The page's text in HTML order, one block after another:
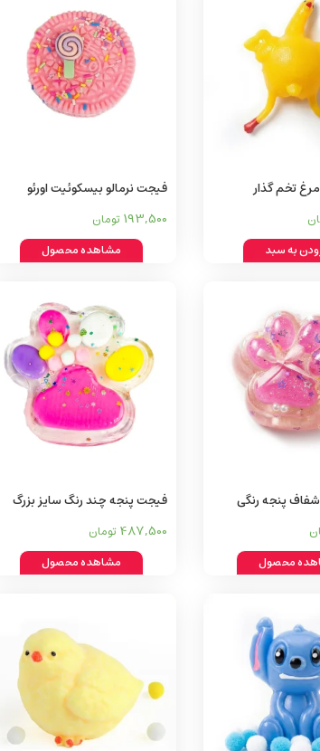
تخم گذار
به سبد
فیجت نرمالو بیسکوئیت اورئو
کوچک
193,500تومان
مشاهده محصول
پنجه رنگی
محصول
فیجت پنجه چند رنگ سایز بزرگ
487,500تومان
مشاهده محصول